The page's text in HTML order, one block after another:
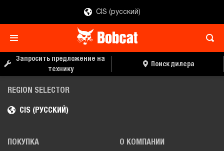
CIS (русский)
Запросить предложение на
технику
Поиск дилера
REGION SELECTOR
CIS (РУССКИЙ)
ПОКУПКА О КОМПАНИИ